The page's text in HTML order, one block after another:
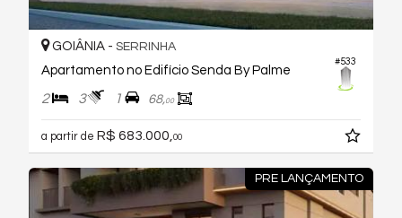
#533
GOIÂNIA - SERRINHA
Apartamento no Edifício Senda By Palme
2 3 1 68,00
a partir de R$ 683.000, 00
PRE LANÇAMENTO